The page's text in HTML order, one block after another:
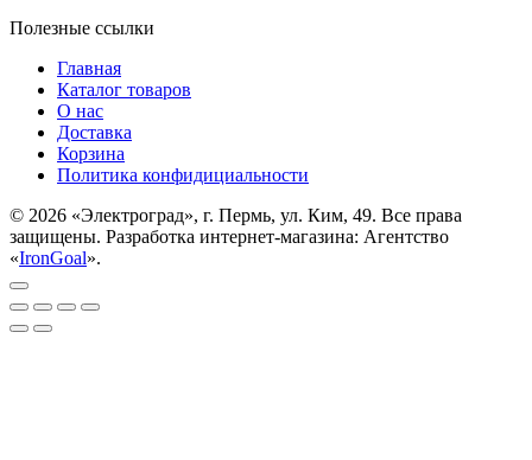
Полезные ссылки
Главная
Каталог товаров
О нас
Доставка
Корзина
Политика конфидициальности
© 2026 «Электроград», г. Пермь, ул. Ким, 49. Все права
защищены. Разработка интернет-магазина: Агентство
«IronGoal».